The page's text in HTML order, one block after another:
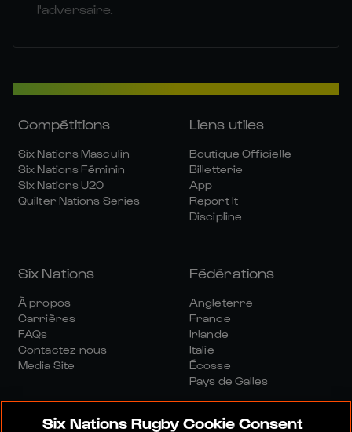
l'adversaire.
Compétitions
Six Nations Masculin
Six Nations Féminin
Six Nations U20
Quilter Nations Series
Liens utiles
Boutique Officielle
Billetterie
App
Report It
Discipline
Six Nations
À propos
Carrières
FAQs
Contactez-nous
Media Site
Fédérations
Angleterre
France
Irlande
Italie
Écosse
Pays de Galles
Six Nations Rugby Cookie Consent